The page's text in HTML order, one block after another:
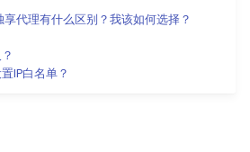
代理有什么区别？我该如何选择？
IP白名单？